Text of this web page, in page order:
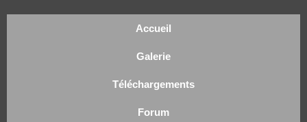
Accueil
Galerie
Téléchargements
Forum